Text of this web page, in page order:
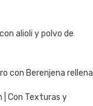
alioli y polvo de
con Berenjena rellena
| Con Texturas y